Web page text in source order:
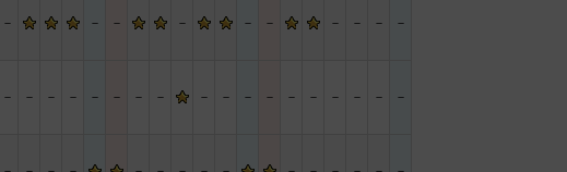
－ － － － － － － － － －
－ － － － － － － － － － － － － － － － － －